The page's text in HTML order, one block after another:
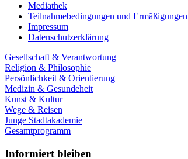
Mediathek
Teilnahmebedingungen und Ermäßigungen
Impressum
Datenschutzerklärung
Gesellschaft & Verantwortung
Religion & Philosophie
Persönlichkeit & Orientierung
Medizin & Gesundeheit
Kunst & Kultur
Wege & Reisen
Junge Stadtakademie
Gesamtprogramm
Informiert bleiben